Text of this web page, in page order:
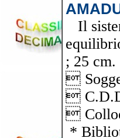
Il
; 25



*